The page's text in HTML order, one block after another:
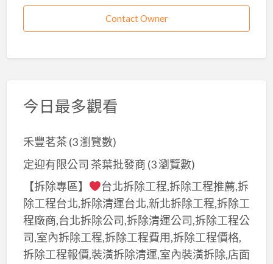
Contact Owner
今日最多觀看
禾豐茗茶 (3 瀏覽數)
定迎有限公司 茶葉批發商 (3 瀏覽數)
【拆除專區】
台北拆除工程,拆除工程推薦,拆
除工程台北,拆除清運台北,新北拆除工程,拆除工
程廠商,台北拆除公司,拆除清運公司,拆除工程公
司,室內拆除工程,拆除工程費用,拆除工程價格,
拆除工程報價,裝潢拆除清運,室內裝潢拆除,店面